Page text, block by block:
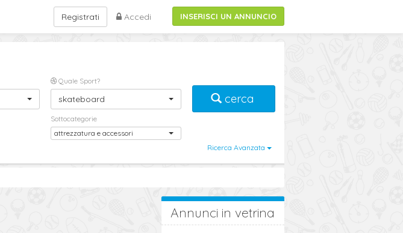
INSERISCI UN ANNUNCIO
Accedi
Registrati
Quale Sport?
skateboard
Sottocategorie
attrezzatura e accessori
cerca
Ricerca Avanzata
Annunci in vetrina